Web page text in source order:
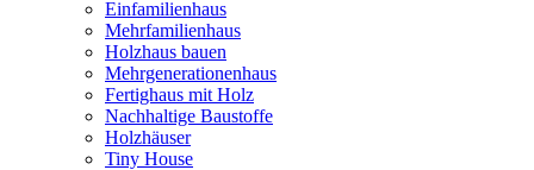
Einfamilienhaus
Mehrfamilienhaus
Holzhaus bauen
Mehrgenerationenhaus
Fertighaus mit Holz
Nachhaltige Baustoffe
Holzhäuser
Tiny House